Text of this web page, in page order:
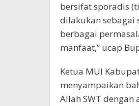
bersifat sporadis
dilakukan sebagai
berbagai
manfaat,” ucap
Ketua MUI
menyampaikan
Allah SWT